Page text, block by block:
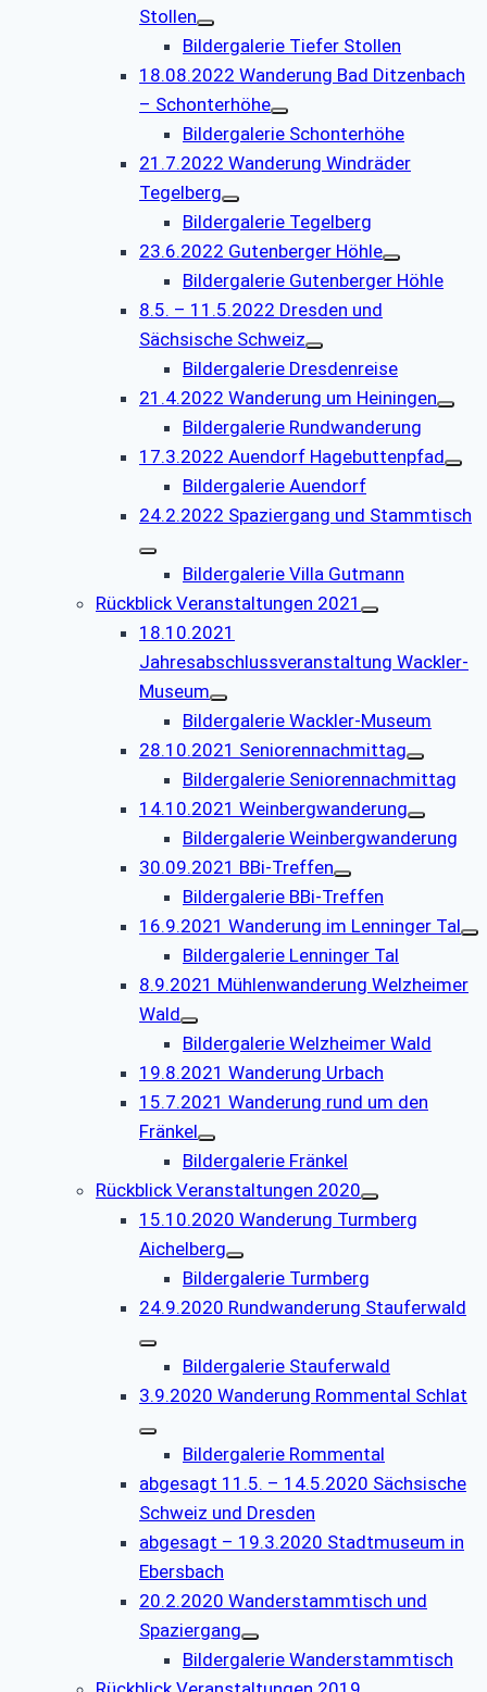
Stollen
Bildergalerie Tiefer Stollen
18.08.2022 Wanderung Bad Ditzenbach
– Schonterhöhe
Bildergalerie Schonterhöhe
21.7.2022 Wanderung Windräder
Tegelberg
Bildergalerie Tegelberg
23.6.2022 Gutenberger Höhle
Bildergalerie Gutenberger Höhle
8.5. – 11.5.2022 Dresden und
Sächsische Schweiz
Bildergalerie Dresdenreise
21.4.2022 Wanderung um Heiningen
Bildergalerie Rundwanderung
17.3.2022 Auendorf Hagebuttenpfad
Bildergalerie Auendorf
24.2.2022 Spaziergang und Stammtisch
Bildergalerie Villa Gutmann
Rückblick Veranstaltungen 2021
18.10.2021
Jahresabschlussveranstaltung Wackler-
Museum
Bildergalerie Wackler-Museum
28.10.2021 Seniorennachmittag
Bildergalerie Seniorennachmittag
14.10.2021 Weinbergwanderung
Bildergalerie Weinbergwanderung
30.09.2021 BBi-Treffen
Bildergalerie BBi-Treffen
16.9.2021 Wanderung im Lenninger Tal
Bildergalerie Lenninger Tal
8.9.2021 Mühlenwanderung Welzheimer
Wald
Bildergalerie Welzheimer Wald
19.8.2021 Wanderung Urbach
15.7.2021 Wanderung rund um den
Fränkel
Bildergalerie Fränkel
Rückblick Veranstaltungen 2020
15.10.2020 Wanderung Turmberg
Aichelberg
Bildergalerie Turmberg
24.9.2020 Rundwanderung Stauferwald
Bildergalerie Stauferwald
3.9.2020 Wanderung Rommental Schlat
Bildergalerie Rommental
abgesagt 11.5. – 14.5.2020 Sächsische
Schweiz und Dresden
abgesagt – 19.3.2020 Stadtmuseum in
Ebersbach
20.2.2020 Wanderstammtisch und
Spaziergang
Bildergalerie Wanderstammtisch